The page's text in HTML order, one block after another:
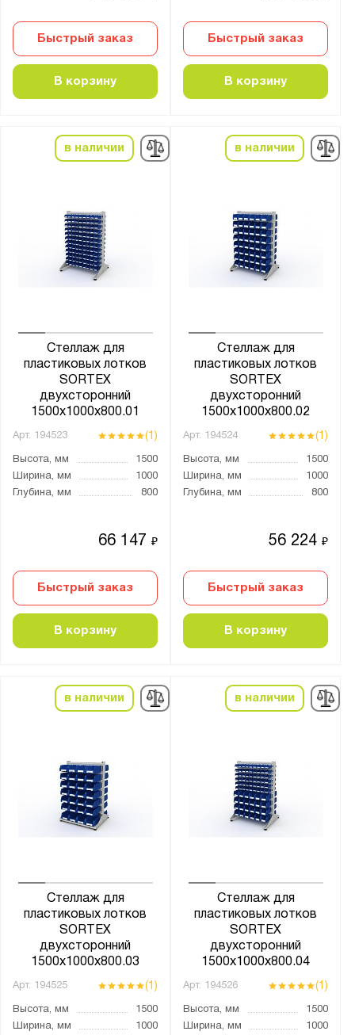
Быстрый заказ
В корзину
Быстрый заказ
В корзину
в наличии
Стеллаж для
пластиковых лотков
SORTEX
двухсторонний
1500x1000x800.01
Арт. 194523 (1)
Высота, мм
1500
Ширина, мм
1000
Глубина, мм
800
66 147₽
Быстрый заказ
В корзину
в наличии
Стеллаж для
пластиковых лотков
SORTEX
двухсторонний
1500x1000x800.02
Арт. 194524 (1)
Высота, мм
1500
Ширина, мм
1000
Глубина, мм
800
56 224₽
Быстрый заказ
В корзину
в наличии
Стеллаж для
пластиковых лотков
SORTEX
двухсторонний
1500x1000x800.03
Арт. 194525 (1)
Высота, мм
1500
Ширина, мм
1000
в наличии
Стеллаж для
пластиковых лотков
SORTEX
двухсторонний
1500x1000x800.04
Арт. 194526 (1)
Высота, мм
1500
Ширина, мм
1000